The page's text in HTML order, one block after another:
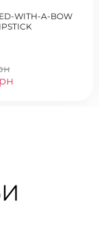
WITH-A-BOW